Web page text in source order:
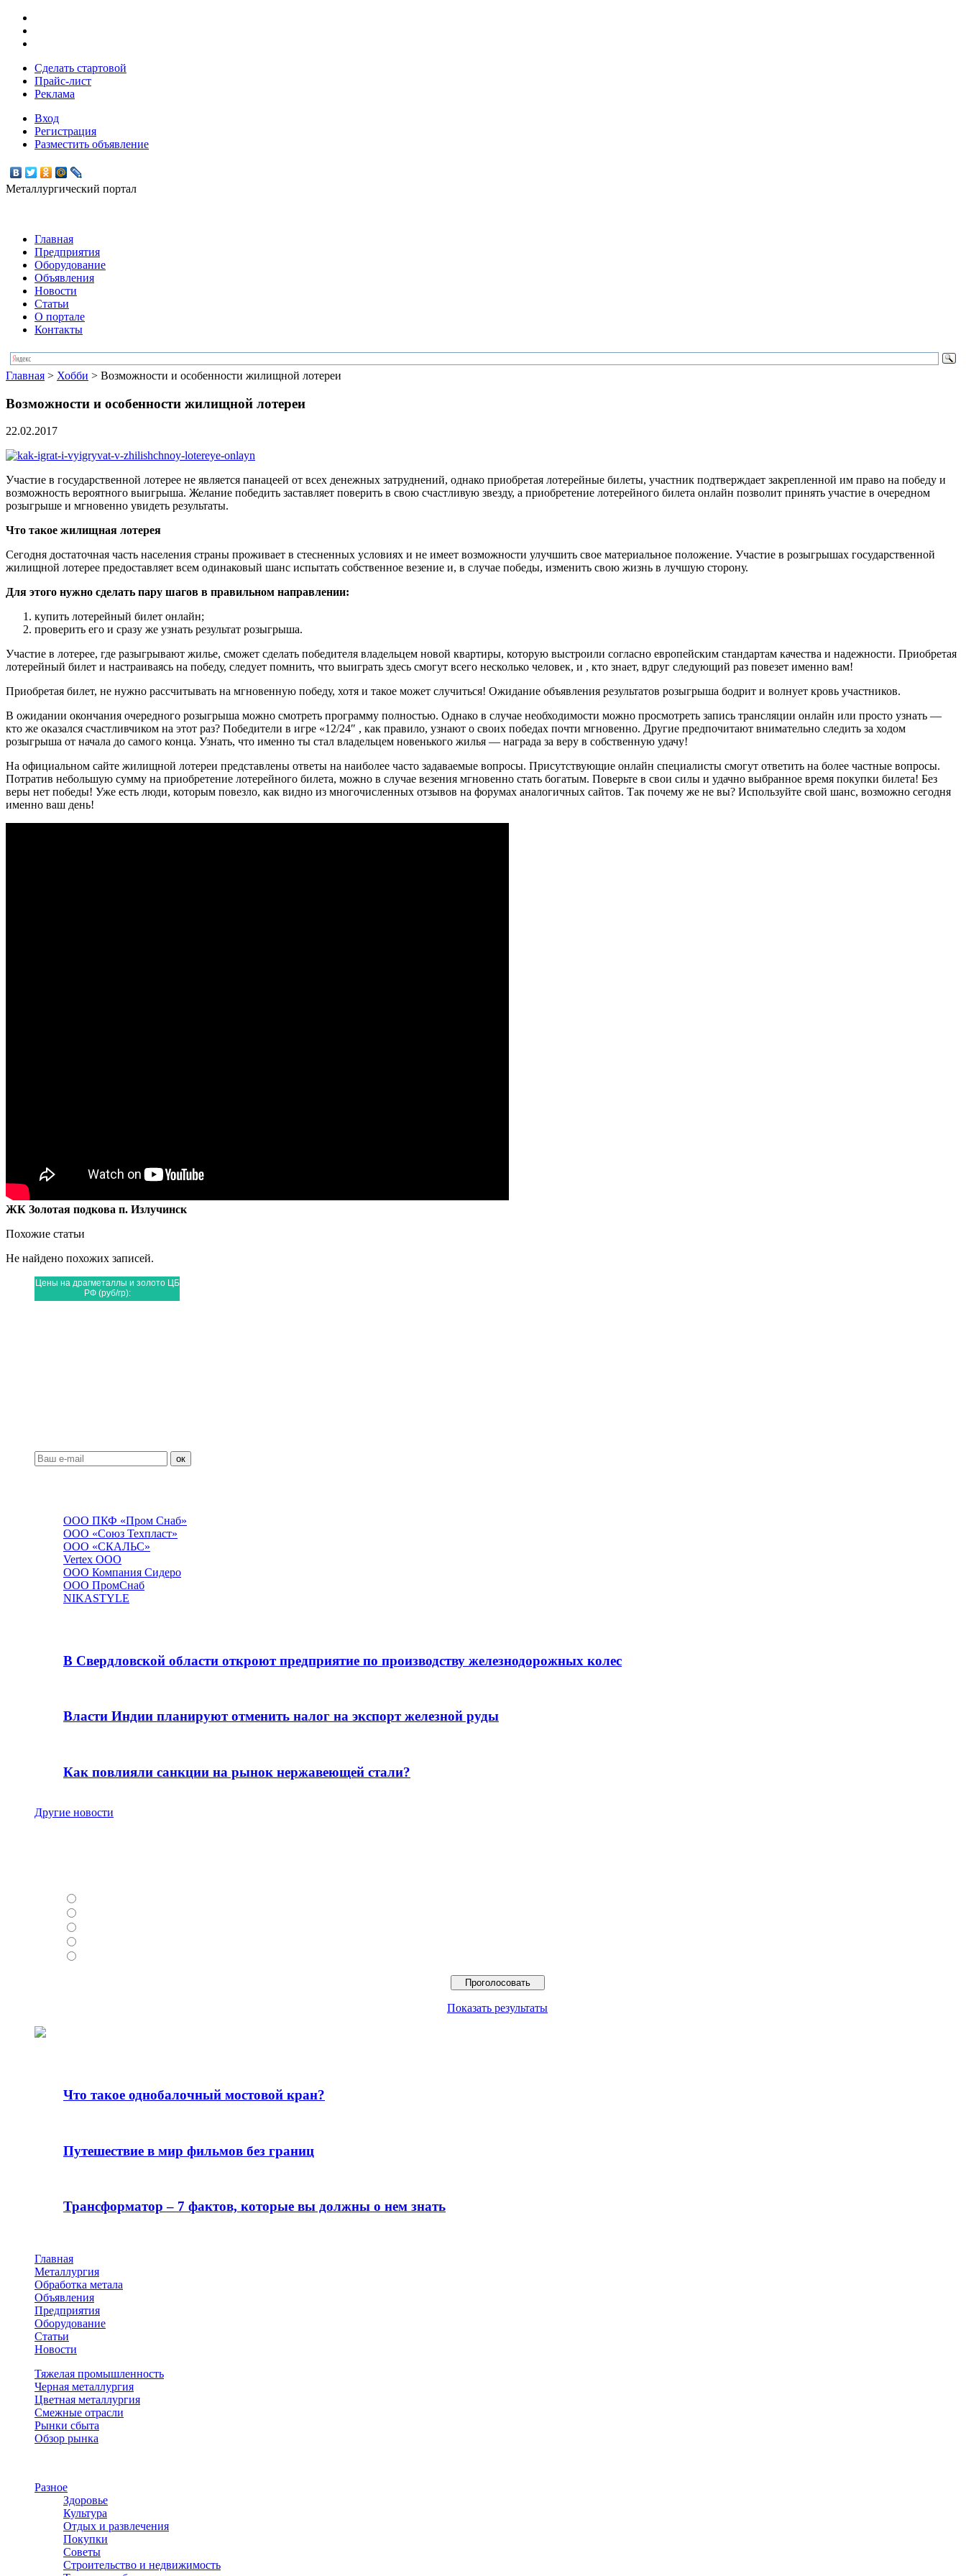
Сделать стартовой
Прайс-лист
Реклама
Вход
Регистрация
Разместить объявление
Металлургический портал
Главная
Предприятия
Оборудование
Объявления
Новости
Статьи
О портале
Контакты
Главная > Хобби > Возможности и особенности жилищной лотереи
Возможности и особенности жилищной лотереи
22.02.2017
Участие в государственной лотерее не является панацеей от всех денежных затруднений, однако приобретая лотерейные билеты, участник подтверждает закрепленной им право на победу и
возможность вероятного выигрыша. Желание победить заставляет поверить в свою счастливую звезду, а приобретение лотерейного билета онлайн позволит принять участие в очередном
розыгрыше и мгновенно увидеть результаты.
Что такое жилищная лотерея
Сегодня достаточная часть населения страны проживает в стесненных условиях и не имеет возможности улучшить свое материальное положение. Участие в розыгрышах государственной
жилищной лотерее предоставляет всем одинаковый шанс испытать собственное везение и, в случае победы, изменить свою жизнь в лучшую сторону.
Для этого нужно сделать пару шагов в правильном направлении:
купить лотерейный билет онлайн;
проверить его и сразу же узнать результат розыгрыша.
Участие в лотерее, где разыгрывают жилье, сможет сделать победителя владельцем новой квартиры, которую выстроили согласно европейским стандартам качества и надежности. Приобретая
лотерейный билет и настраиваясь на победу, следует помнить, что выиграть здесь смогут всего несколько человек, и , кто знает, вдруг следующий раз повезет именно вам!
Приобретая билет, не нужно рассчитывать на мгновенную победу, хотя и такое может случиться! Ожидание объявления результатов розыгрыша бодрит и волнует кровь участников.
В ожидании окончания очередного розыгрыша можно смотреть программу полностью. Однако в случае необходимости можно просмотреть запись трансляции онлайн или просто узнать —
кто же оказался счастливчиком на этот раз? Победители в игре «12/24″ , как правило, узнают о своих победах почти мгновенно. Другие предпочитают внимательно следить за ходом
розыгрыша от начала до самого конца. Узнать, что именно ты стал владельцем новенького жилья — награда за веру в собственную удачу!
На официальном сайте жилищной лотереи представлены ответы на наиболее часто задаваемые вопросы. Присутствующие онлайн специалисты смогут ответить на более частные вопросы.
Потратив небольшую сумму на приобретение лотерейного билета, можно в случае везения мгновенно стать богатым. Поверьте в свои силы и удачно выбранное время покупки билета! Без
веры нет победы! Уже есть люди, которым повезло, как видно из многочисленных отзывов на форумах аналогичных сайтов. Так почему же не вы? Используйте свой шанс, возможно сегодня
именно ваш день!
ЖК Золотая подкова п. Излучинск
Похожие статьи
Не найдено похожих записей.
Цены на драгметаллы и золото ЦБ
РФ(руб/гр):
ок
ООО ПКФ «Пром Снаб»
ООО «Союз Техпласт»
ООО «СКАЛЬС»
Vertex OOO
ООО Компания Сидеро
ООО ПромСнаб
NIKASTYLE
В Свердловской области откроют предприятие по производству железнодорожных колес
Власти Индии планируют отменить налог на экспорт железной руды
Как повлияли санкции на рынок нержавеющей стали?
Другие новости
Показать результаты
Что такое однобалочный мостовой кран?
Путешествие в мир фильмов без границ
Трансформатор – 7 фактов, которые вы должны о нем знать
Главная
Металлургия
Обработка метала
Объявления
Предприятия
Оборудование
Статьи
Новости
Тяжелая промышленность
Черная металлургия
Цветная металлургия
Смежные отрасли
Рынки сбыта
Обзор рынка
Разное
Здоровье
Культура
Отдых и развлечения
Покупки
Советы
Строительство и недвижимость